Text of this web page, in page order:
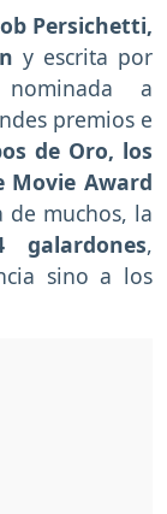
Persichetti,
y escrita por
a
premios e
de Oro, los
Movie Award
de muchos, la
galardones,
sino a los